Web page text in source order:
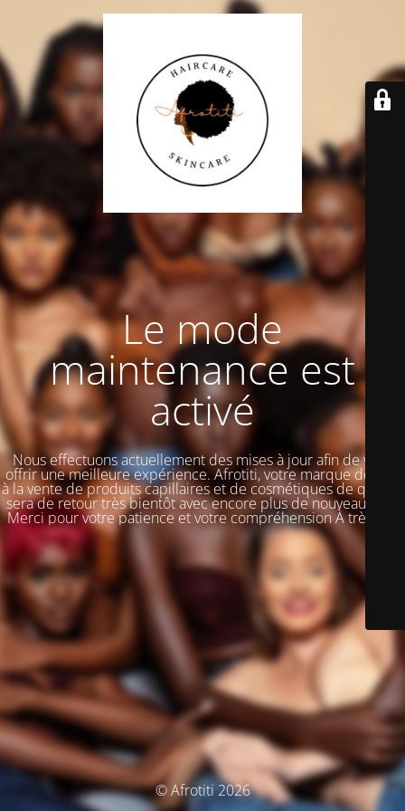
Le mode
maintenance est
activé
Nous effectuons actuellement des mises à jour afin de vous
offrir une meilleure expérience. Afrotiti, votre marque dédiée
à la vente de produits capillaires et de cosmétiques de qualité,
sera de retour très bientôt avec encore plus de nouveautés !!!
Merci pour votre patience et votre compréhension À très vite
© Afrotiti 2026